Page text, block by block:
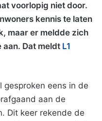
voorlopig niet door.
kennis te laten
maar er meldde zich
aan. Dat meldt L1
gesproken eens in de
aan de
Dit keer rekende de